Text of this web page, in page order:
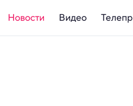
Новости Видео